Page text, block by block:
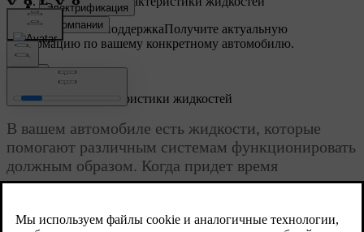
Индивидуальная поддержкаПолучите актуальную
информацию по вашему конкретному автомобилю.
Технические характеристики жидкостей
В вашем автомобиле есть жидкости, которые
помогают различным системам функционировать
должным образом. Когда придет время
дозаправить жидкости или выполнить
понадобиться знать спецификации по ним.